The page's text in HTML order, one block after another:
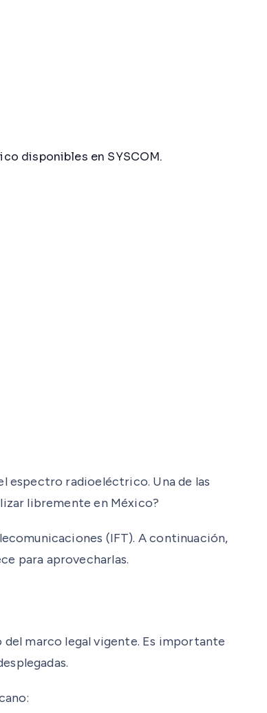
disponibles en SYSCOM.
espectro radioeléctrico. Una de las
libremente en México?
(IFT). A continuación,
para aprovecharlas.
del marco legal vigente. Es importante